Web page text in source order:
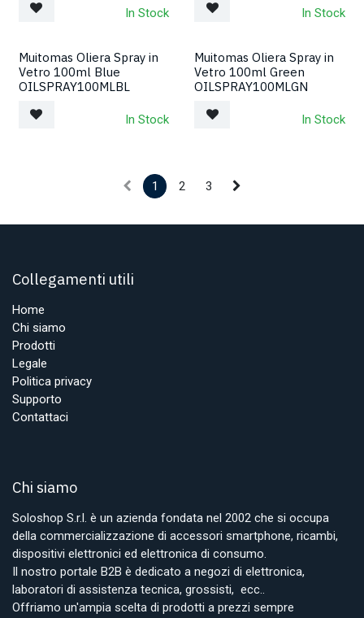
In Stock In Stock
Nuovo!
Muitomas Oliera Spray in
Vetro 100ml Blue
OILSPRAY100MLBL
In Stock
Nuovo!
Muitomas Oliera Spray in
Vetro 100ml Green
OILSPRAY100MLGN
In Stock
1 2 3
Collegamenti utili
Home
Chi siamo
Prodotti
Legale
Politica privacy
Supporto
Contattaci
Chi siamo
Soloshop S.r.l. è un azienda fondata nel 2002 che si occupa
della commercializzazione di accessori smartphone, ricambi,
dispositivi elettronici ed elettronica di consumo.
Il nostro portale B2B è dedicato a negozi di elettronica,
laboratori di assistenza tecnica, grossisti, ecc..
Offriamo un'ampia scelta di prodotti a prezzi sempre